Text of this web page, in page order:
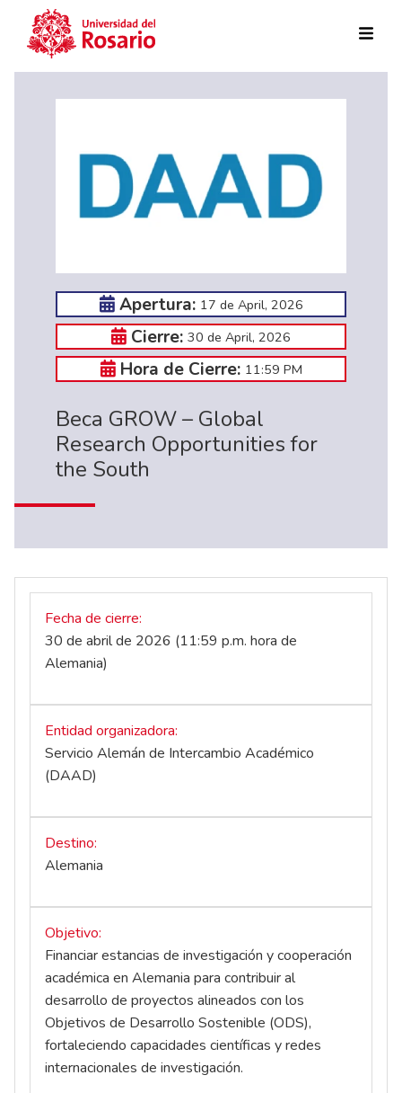
Apertura: 17 de April, 2026
Cierre: 30 de April, 2026
Hora de Cierre: 11:59 PM
Beca GROW – Global
Research Opportunities for
the South
Fecha de cierre
30 de abril de 2026 (11:59 p.m. hora de
Alemania)
Entidad organizadora
Servicio Alemán de Intercambio Académico
(DAAD)
Destino
Alemania
Objetivo
Financiar estancias de investigación y cooperación
académica en Alemania para contribuir al
desarrollo de proyectos alineados con los
Objetivos de Desarrollo Sostenible (ODS),
fortaleciendo capacidades científicas y redes
internacionales de investigación.